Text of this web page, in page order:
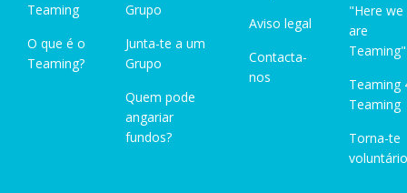
Teaming
O que é o
Teaming?
Grupo
Junta-te a um
Grupo
Quem pode
angariar
fundos?
Aviso legal
Contacta-
nos
"Here we
are
Teaming"
Teaming
Teaming
Torna-te